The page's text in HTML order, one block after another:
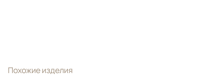
Похожие изделия